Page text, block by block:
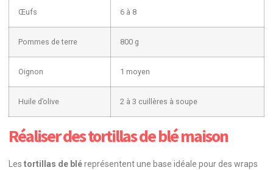
Œufs 6 à 8
Pommes de terre 800 g
Oignon 1 moyen
Huile d’olive 2 à 3 cuillères à soupe
Réaliser des tortillas de blé maison
Les tortillas de bléreprésentent une base idéale pour des wraps